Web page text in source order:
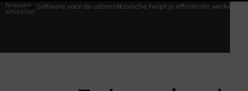
Nieuwe
artikelen
de uitzendbranche helpt je efficiënter werken Stijlvolle heren